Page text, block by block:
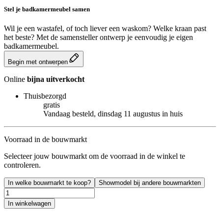
Stel je badkamermeubel samen
Wil je een wastafel, of toch liever een waskom? Welke kraan past
het beste? Met de samensteller ontwerp je eenvoudig je eigen
badkamermeubel.
Begin met ontwerpen
Online bijna uitverkocht
Thuisbezorgd
gratis
Vandaag besteld, dinsdag 11 augustus in huis
Voorraad in de bouwmarkt
Selecteer jouw bouwmarkt om de voorraad in de winkel te
controleren.
In welke bouwmarkt te koop? Showmodel bij andere bouwmarkten
In winkelwagen